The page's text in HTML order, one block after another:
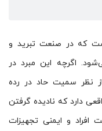
که در صنعت تبرید و
اگرچه این مبرد در
نظر سمیت حاد در رده
دارد که نادیده گرفتن
افراد و ایمنی تجهیزات